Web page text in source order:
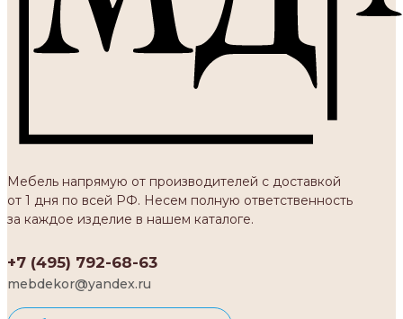
Мебель напрямую от производителей с доставкой
от 1 дня по всей РФ. Несем полную ответственность
за каждое изделие в нашем каталоге.
+7 (495) 792-68-63
mebdekor@yandex.ru